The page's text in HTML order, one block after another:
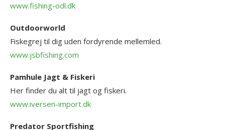
www.fishing-odl.dk
Outdoorworld
Fiskegrej til dig uden fordyrende mellemled.
www.jsbfishing.com
Pamhule Jagt & Fiskeri
Her finder du alt til jagt og fiskeri.
www.iversen-import.dk
Predator Sportfishing